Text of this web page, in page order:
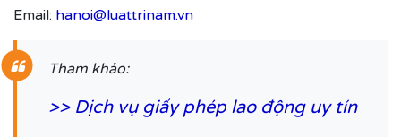
Email: hanoi@luattrinam.vn
Tham khảo:
>> Dịch vụ giấy phép lao động uy tín